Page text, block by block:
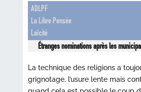
ADLPF
La Libre Pensée
Laïcité
Étranges nominations après les
La technique des religions a
grignotage, l’usure lente mais